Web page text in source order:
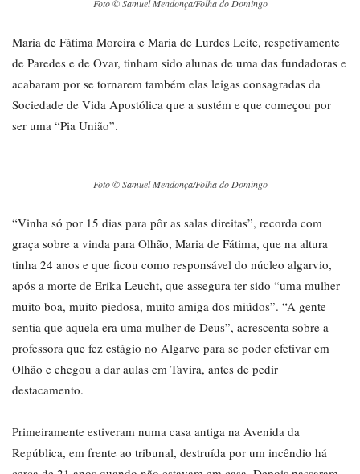
Foto © Samuel Mendonça/Folha do Domingo
Maria de Fátima Moreira e Maria de Lurdes Leite, respetivamente
de Paredes e de Ovar, tinham sido alunas de uma das fundadoras e
acabaram por se tornarem também elas leigas consagradas da
Sociedade de Vida Apostólica que a sustém e que começou por
ser uma “Pia União”.
Foto © Samuel Mendonça/Folha do Domingo
“Vinha só por 15 dias para pôr as salas direitas”, recorda com
graça sobre a vinda para Olhão, Maria de Fátima, que na altura
tinha 24 anos e que ficou como responsável do núcleo algarvio,
após a morte de Erika Leucht, que assegura ter sido “uma mulher
muito boa, muito piedosa, muito amiga dos miúdos”. “A gente
sentia que aquela era uma mulher de Deus”, acrescenta sobre a
professora que fez estágio no Algarve para se poder efetivar em
Olhão e chegou a dar aulas em Tavira, antes de pedir
destacamento.
Primeiramente estiveram numa casa antiga na Avenida da
República, em frente ao tribunal, destruída por um incêndio há